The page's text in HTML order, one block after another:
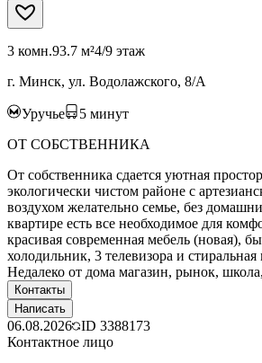
3 комн.93.7 м²4/9 этаж
г. Минск, ул. Водолажского, 8/А
Уручье 5 минут
ОТ СОБСТВЕННИКА
От собственника сдается уютная
экологически чистом районе с
воздухом желательно семье, без
квартире есть все необходимое для
красивая современная мебель (новая),
холодильник, 3 телевизора и
Недалеко от дома магазин, рынок,
Контакты
Написать
06.08.2026 ID 3388173
Контактное лицо